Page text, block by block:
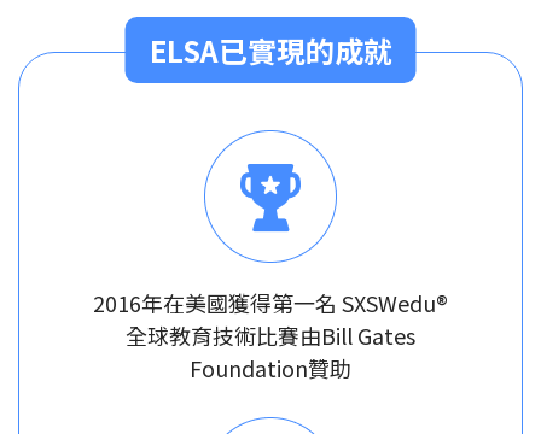
ELSA已實現的成就
2016年在美國獲得第一名 SXSWedu®
全球教育技術比賽由Bill Gates
Foundation贊助